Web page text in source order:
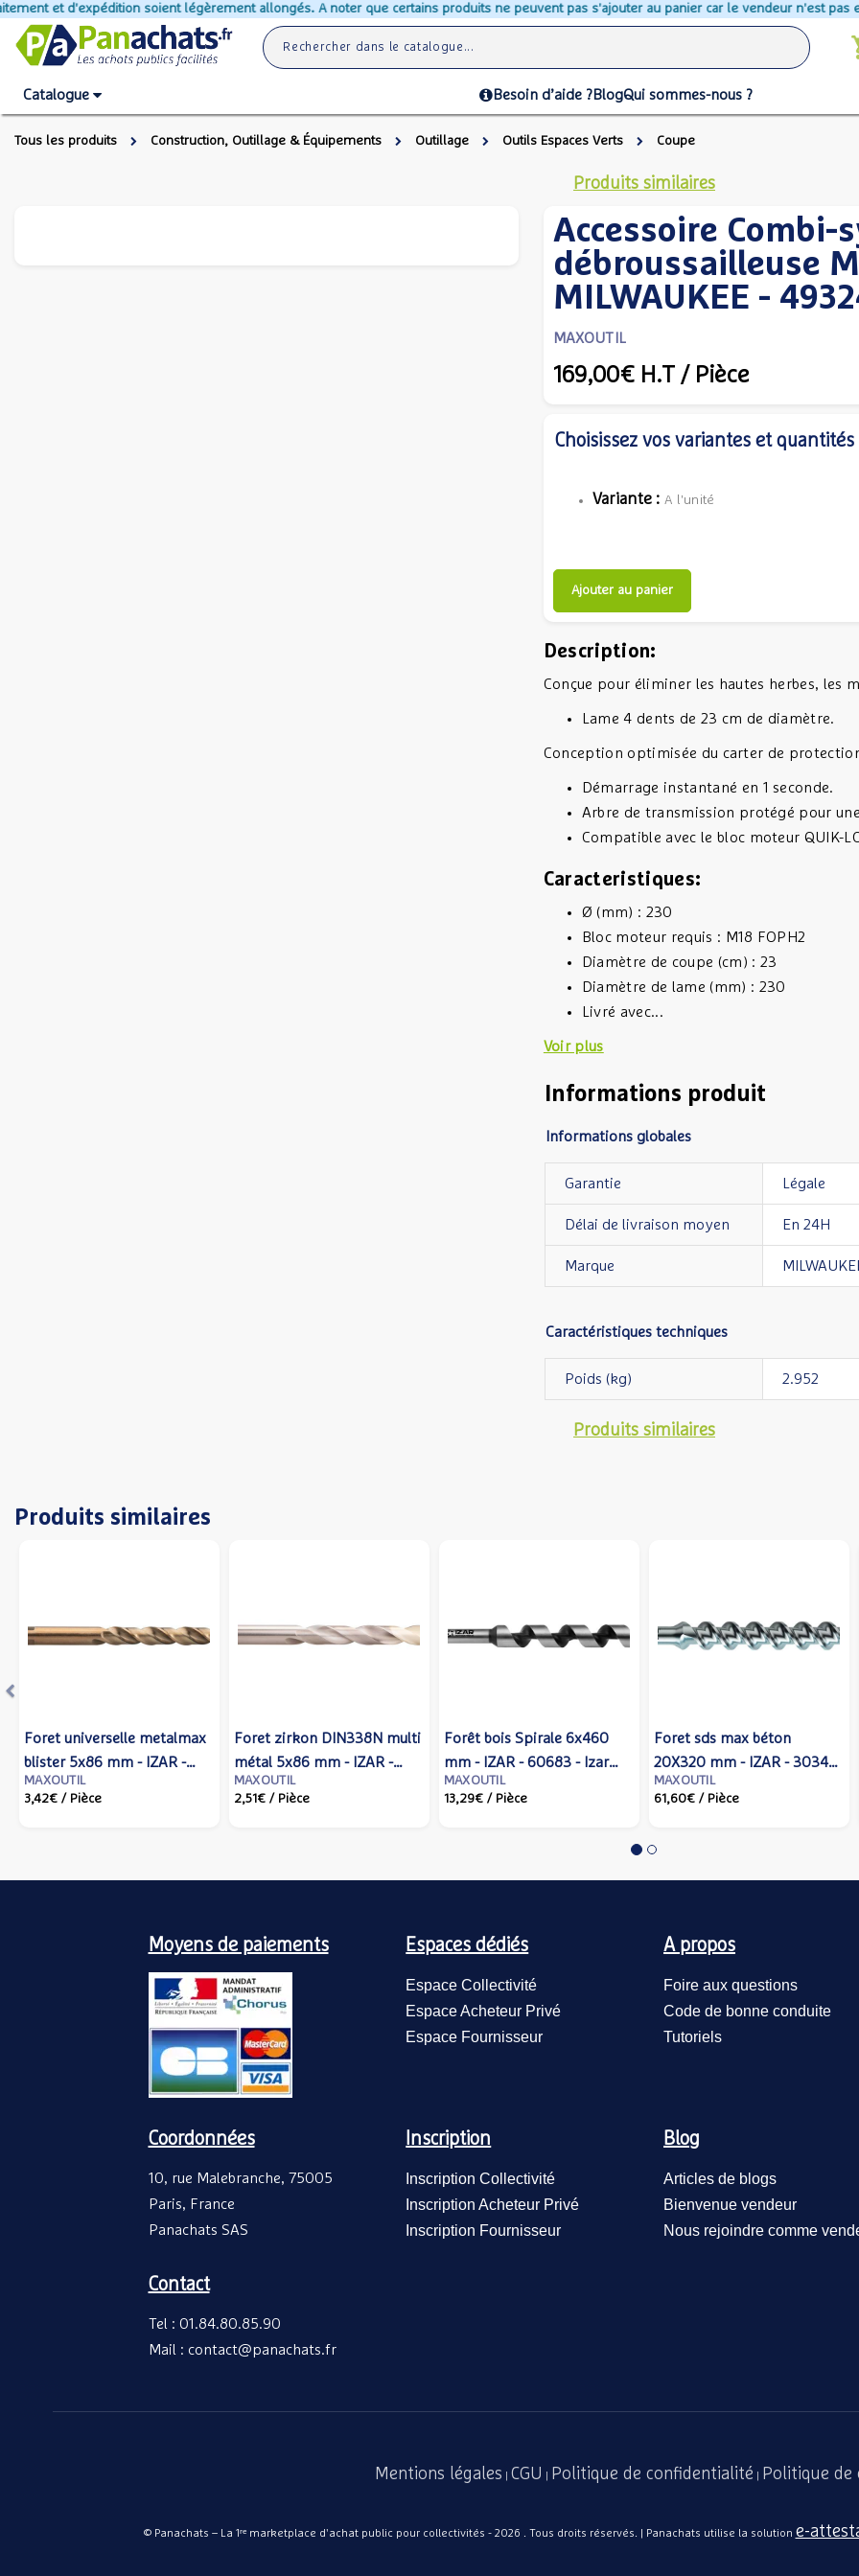
d'expédition soient légèrement allongés. A noter que certains produits ne peuvent pas s'ajouter au panier car le vendeur n'est pas en
Catalogue Besoin d’aide ?BlogQui sommes-nous ?
Tous les produits Construction, Outillage & Équipements Outillage Outils Espaces Verts Coupe
Produits similaires
Accessoire Combi-
débroussailleuse
MILWAUKEE -
MAXOUTIL
169,00€ H.T / Pièce
Choisissez vos variantes et quantités
Variante : A l'unité
Ajouter au panier
Description:
Conçue pour éliminer les hautes herbes, les
Lame 4 dents de 23 cm de diamètre.
Conception optimisée du carter de
Démarrage instantané en 1 seconde.
Arbre de transmission protégé pour
Compatible avec le bloc moteur QUIK-
Caracteristiques:
Ø (mm) : 230
Bloc moteur requis : M18 FOPH2
Diamètre de coupe (cm) : 23
Diamètre de lame (mm) : 230
Livré avec...
Voir plus
Informations produit
Informations globales
Garantie Légale
Délai de livraison moyen En 24H
Marque
Caractéristiques techniques
Poids (kg) 2.952
Produits similaires
Produits similaires
Foret universelle metalmax
blister 5x86 mm - IZAR -
80114 - Izar cutting tools
MAXOUTIL
3,42€ / Pièce
Foret zirkon DIN338N multi
métal 5x86 mm - IZAR -
14758 - Izar cutting tools
MAXOUTIL
2,51€ / Pièce
Forêt bois Spirale 6x460
mm - IZAR - 60683 - Izar
cutting tools
MAXOUTIL
13,29€ / Pièce
Foret sds max béton
20X320 mm - IZAR - 30343
- Izar cutting tools
MAXOUTIL
61,60€ / Pièce
Moyens de paiements Espaces dédiés
Espace Collectivité
Espace Acheteur Privé
Espace Fournisseur
A propos
Foire aux questions
Code de bonne conduite
Tutoriels
Coordonnées
10, rue Malebranche, 75005
Paris, France
Panachats SAS
Inscription
Inscription Collectivité
Inscription Acheteur Privé
Inscription Fournisseur
Blog
Articles de blogs
Bienvenue vendeur
Nous rejoindre comme
Contact
Tel : 01.84.80.85.90
Mail : contact@panachats.fr
Mentions légales CGU Politique de confidentialité Politique de
© Panachats – La 1ʳᵉ marketplace d'achat public pour collectivités - 2026 . Tous droits réservés. | Panachats utilise la solution e-